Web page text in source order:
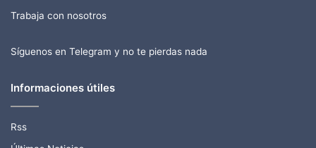
Trabaja con nosotros
Síguenos en Telegram y no te pierdas nada
Informaciones útiles
Rss